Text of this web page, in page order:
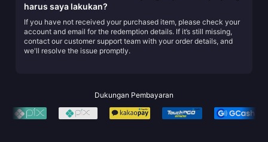
harus saya lakukan?
If you have not received your purchased item, please check your
account and email for the redemption details. If it’s still missing,
contact our customer support team with your order details, and
we'll resolve the issue promptly.
Dukungan Pembayaran